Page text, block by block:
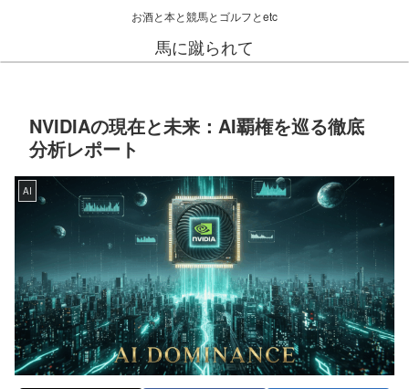
お酒と本と競馬とゴルフとetc
馬に蹴られて
NVIDIAの現在と未来：AI覇権を巡る徹底
分析レポート
AI